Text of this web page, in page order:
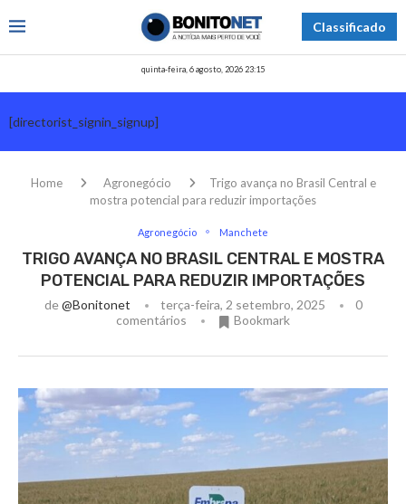
Classificado
quinta-feira, 6 agosto, 2026 23:15
[directorist_signin_signup]
Home Agronegócio
Trigo avança no Brasil Central e
mostra potencial para reduzir importações
Agronegócio Manchete
TRIGO AVANÇA NO BRASIL CENTRAL E MOSTRA
POTENCIAL PARA REDUZIR IMPORTAÇÕES
de@bonitonet terça-feira, 2 setembro, 2025
0
comentários
Bookmark